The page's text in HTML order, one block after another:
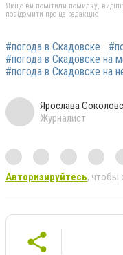
Якщо ви помітили помилку,
повідомити про це редакцію
#погода в Скадовске
#погода в Скадовске на
#погода в Скадовске на
Ярослава
Журналист
Авторизируйтесь, чтобы